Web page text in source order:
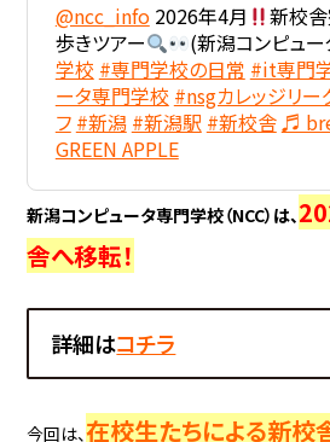
@ncc_info2026年4月 新校
歩きツアー
(新潟コンピュ
学校 #専門学校の日常 #it専門
ータ専門学校 #nsgカレッジリー
フ #新潟 #新潟駅 #新校舎♬
GREEN APPLE
新潟コンピュータ専門学校（NCC）は、
舎へ移転！
詳細はコチラ
今回は、在校生たちによる新校